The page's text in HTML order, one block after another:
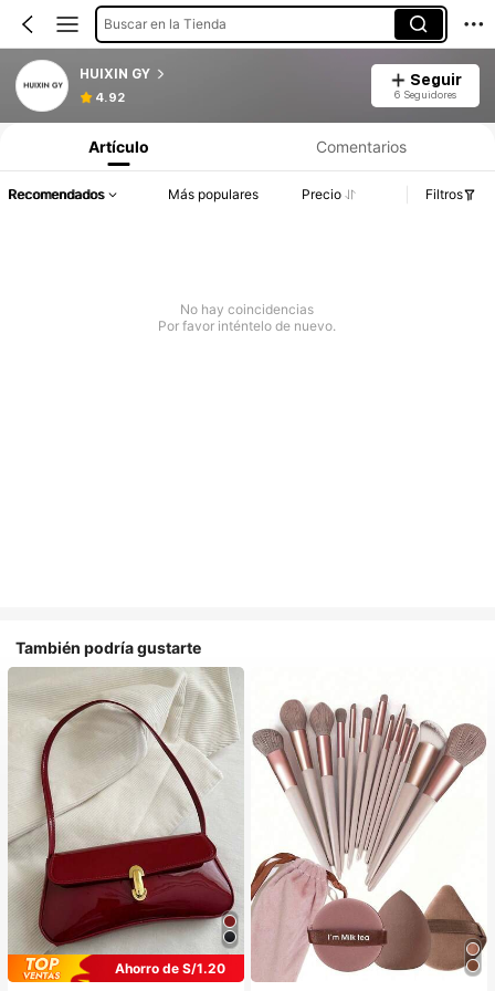
Buscar en la Tienda
HUIXIN GY
4.92
Seguir
6 Seguidores
Artículo Comentarios
Recomendados Más populares Precio Filtros
No hay coincidencias
Por favor inténtelo de nuevo.
También podría gustarte
Ahorro de S/1.20